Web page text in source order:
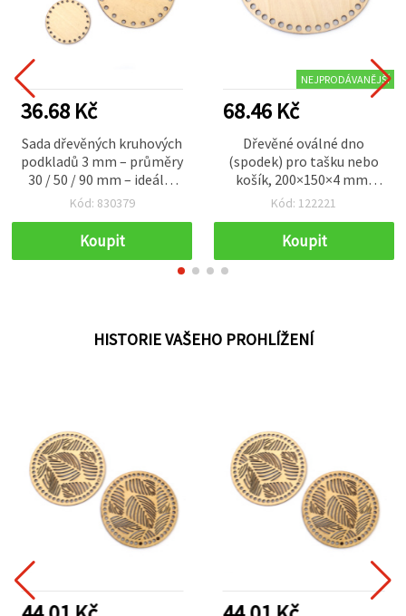
36.68 Kč
Sada dřevěných kruhových
podkladů 3 mm – průměry
30 / 50 / 90 mm – ideální
na tvoření, malování,
Kód: 830379
Koupit
NEJPRODÁVANĚJŠÍ
68.46 Kč
Dřevěné oválné dno
(spodek) pro tašku nebo
košík, 200×150×4 mm,
průměr otvoru 8 mm,
Kód: 122221
Koupit
HISTORIE VAŠEHO PROHLÍŽENÍ